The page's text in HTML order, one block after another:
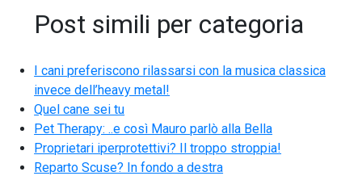
Post simili per categoria
I cani preferiscono rilassarsi con la musica classica
invece dell’heavy metal!
Quel cane sei tu
Pet Therapy: ..e così Mauro parlò alla Bella
Proprietari iperprotettivi? Il troppo stroppia!
Reparto Scuse? In fondo a destra